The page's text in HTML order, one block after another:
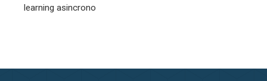
learning asincrono